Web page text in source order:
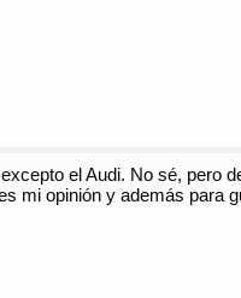
el Audi. No sé, pero
mi opinión y además para